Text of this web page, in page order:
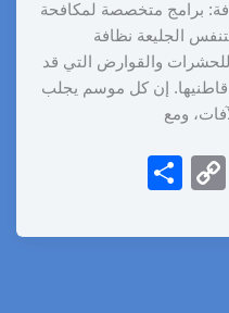
برامج متخصصة لمكافحة
الجليعة نظافة
والقوارض التي قد
إن كل موسم يجلب
ومع
Li
C
p
ar